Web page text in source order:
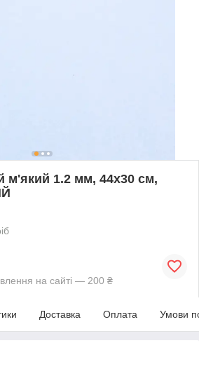
м'який 1.2 мм, 44x30 см,
на сайті — 200 ₴
Доставка Оплата Умови